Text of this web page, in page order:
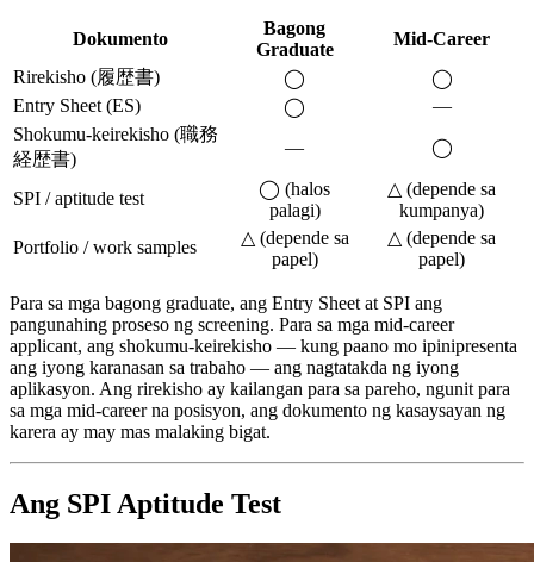
Dokumento
Bagong
Graduate
Mid-Career
Rirekisho (履歴書)
◯
◯
Entry Sheet (ES)
◯
—
Shokumu-keirekisho (職務
経歴書)
— ◯
SPI / aptitude test
◯ (halos
palagi)
△ (depende sa
kumpanya)
Portfolio / work samples
△ (depende sa
papel)
△ (depende sa
papel)
Para sa mga bagong graduate, ang Entry Sheet at SPI ang
pangunahing proseso ng screening. Para sa mga mid-career
applicant, ang shokumu-keirekisho — kung paano mo ipinipresenta
ang iyong karanasan sa trabaho — ang nagtatakda ng iyong
aplikasyon. Ang rirekisho ay kailangan para sa pareho, ngunit para
sa mga mid-career na posisyon, ang dokumento ng kasaysayan ng
karera ay may mas malaking bigat.
Ang SPI Aptitude Test